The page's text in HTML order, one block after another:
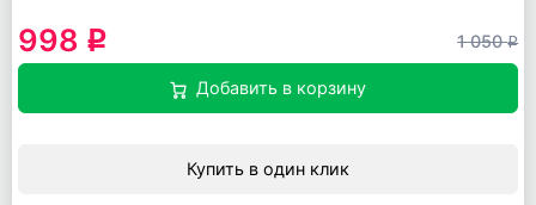
998 q 1 050q
Добавить в корзину
Купить в один клик